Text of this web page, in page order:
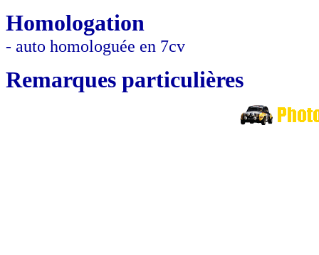
Homologation
- auto homologuée en 7cv
Remarques particulières